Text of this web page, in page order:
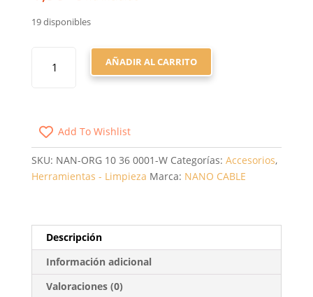
19 disponibles
NANOCABLE
10.36.0001-
W/
1M
AÑADIR AL CARRITO
Add To Wishlist
SKU: NAN-ORG 10 36 0001-W Categorías: Accesorios,
Herramientas - Limpieza Marca: NANO CABLE
Descripción
Información adicional
Valoraciones (0)